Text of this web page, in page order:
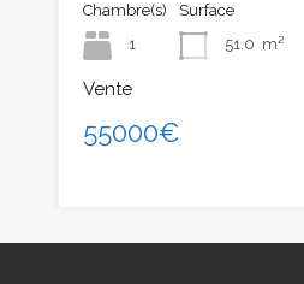
Chambre(s)
1
Surface
51.0 m²
Vente
55000€